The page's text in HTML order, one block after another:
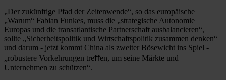
„Der zukünftige Pfad der Zeitenwende“, so das europäische
„Warum“ Fabian Funkes, muss die „strategische Autonomie
Europas und die transatlantische Partnerschaft ausbalancieren“,
sollte „Sicherheitspolitik und Wirtschaftspolitik zusammen denken“
und darum - jetzt kommt China als zweiter Bösewicht ins Spiel -
„robustere Vorkehrungen treﬀen, um seine Märkte und
Unternehmen zu schützen“.